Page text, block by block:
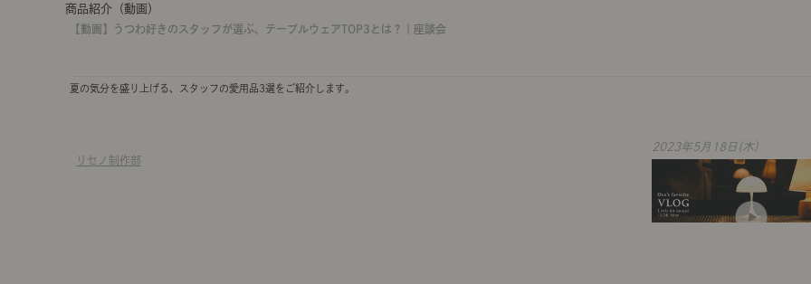
商品紹介（動画）
【動画】うつわ好きのスタッフが選ぶ、テーブルウェアTOP3とは？｜座談会
夏の気分を盛り上げる、スタッフの愛用品3選をご紹介します。
リセノ制作部
2023年5月18日(木)